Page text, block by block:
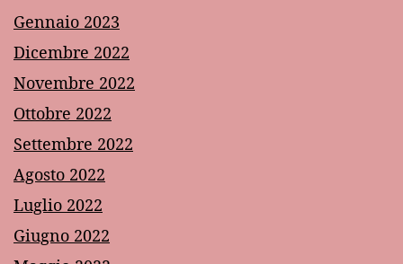
Gennaio 2023
Dicembre 2022
Novembre 2022
Ottobre 2022
Settembre 2022
Agosto 2022
Luglio 2022
Giugno 2022